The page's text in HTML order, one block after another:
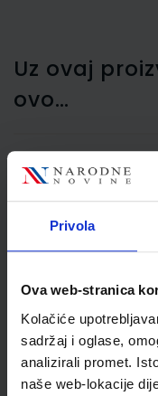
Privola
Ova web-stranica
Kolačiće
sadržaj i oglase,
analizirali promet.
naše web-lokacije
Uz ovaj
ovo…